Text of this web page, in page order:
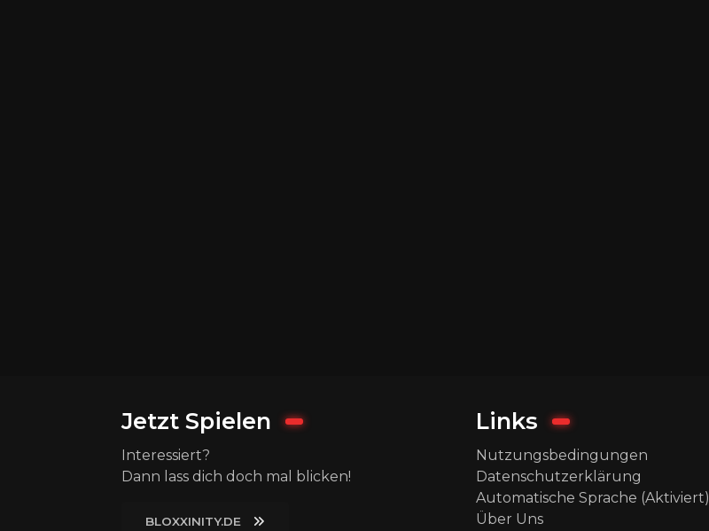
Jetzt Spielen
Interessiert?
Dann lass dich doch mal blicken!
BLOXXINITY.DE
Links
Nutzungsbedingungen
Datenschutzerklärung
Automatische Sprache (Aktiviert)
Über Uns